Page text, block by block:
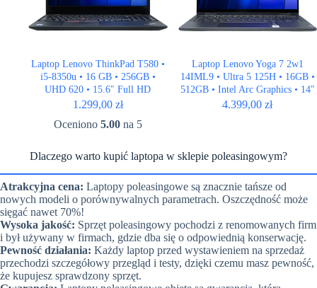
Laptop Lenovo ThinkPad T580 •
i5-8350u • 16 GB • 256GB •
UHD 620 • 15.6″ Full HD
1.299,00 zł
Oceniono 5.00na 5
Laptop Lenovo Yoga 7 2w1
14IML9 • Ultra 5 125H • 16GB •
512GB • Intel Arc Graphics • 14″
2.8K OLED
4.399,00zł
Dlaczego warto kupić laptopa w sklepie poleasingowym?
Atrakcyjna cena: Laptopy poleasingowe są znacznie tańsze od
nowych modeli o porównywalnych parametrach. Oszczędność może
sięgać nawet 70%!
Wysoka jakość: Sprzęt poleasingowy pochodzi z renomowanych firm
i był używany w firmach, gdzie dba się o odpowiednią konserwację.
Pewność działania: Każdy laptop przed wystawieniem na sprzedaż
przechodzi szczegółowy przegląd i testy, dzięki czemu masz pewność,
że kupujesz sprawdzony sprzęt.